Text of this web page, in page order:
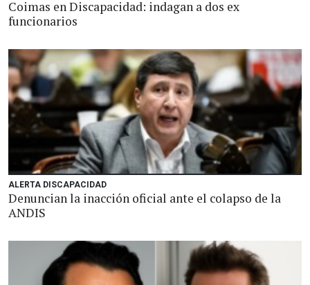
Coimas en Discapacidad: indagan a dos ex
funcionarios
ALERTA DISCAPACIDAD
Denuncian la inacción oficial ante el colapso de la
ANDIS